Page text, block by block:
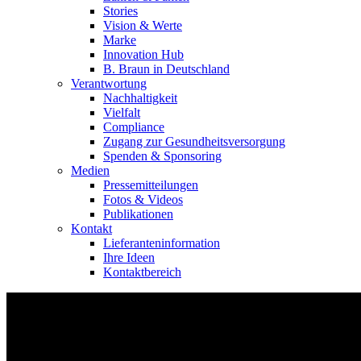
Stories
Vision & Werte
Marke
Innovation Hub
B. Braun in Deutschland
Verantwortung
Nachhaltigkeit
Vielfalt
Compliance
Zugang zur Gesundheitsversorgung
Spenden & Sponsoring
Medien
Pressemitteilungen
Fotos & Videos
Publikationen
Kontakt
Lieferanteninformation
Ihre Ideen
Kontaktbereich